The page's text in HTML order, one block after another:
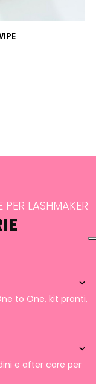
PER LASHMAKER

to One, kit pronti,

e after care per